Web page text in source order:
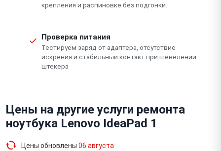
крепления и распиновке без подгонки.
Проверка питания
Тестируем заряд от адаптера, отсутствие
искрения и стабильный контакт при шевелении
штекера
Цены на другие услуги ремонта
ноутбука Lenovo IdeaPad 1
Цены обновлены 06 августа